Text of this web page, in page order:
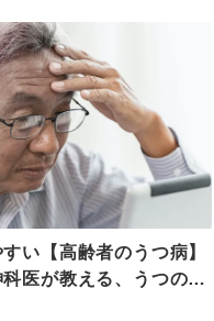
い【高齢者のうつ病】
医が教える、うつのサ
い